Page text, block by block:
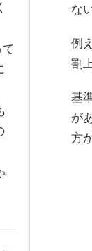
な
例
割
基
が
方